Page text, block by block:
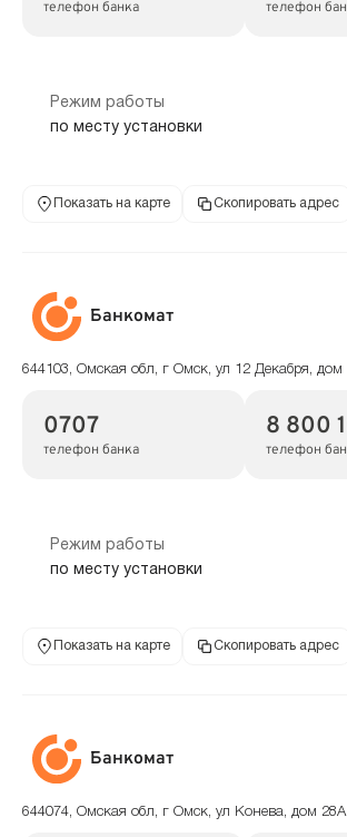
телефон банка телефон
Режим работы
по месту установки
Показать на карте Скопировать адрес
Банкомат
644103, Омская обл, г Омск, ул 12 Декабря, дом
0707
телефон банка
8 800
телефон
Режим работы
по месту установки
Показать на карте Скопировать адрес
Банкомат
644074, Омская обл, г Омск, ул Конева, дом 28А